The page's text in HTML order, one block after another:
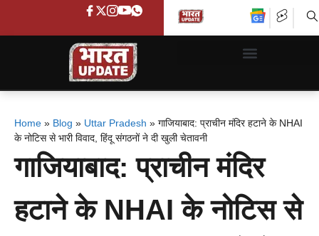
Home » Blog » Uttar Pradesh » गाजियाबाद: प्राचीन मंदिर हटाने के NHAI
के नोटिस से भारी विवाद, हिंदू संगठनों ने दी खुली चेतावनी
गाजियाबाद: प्राचीन मंदिर
हटाने के NHAI के नोटिस से